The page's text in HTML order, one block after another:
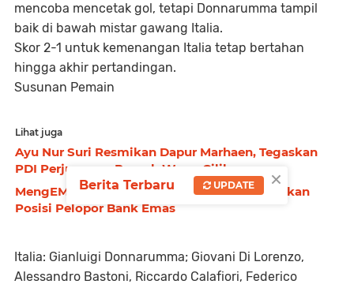
mencoba mencetak gol, tetapi Donnarumma tampil
baik di bawah mistar gawang Italia.
Skor 2-1 untuk kemenangan Italia tetap bertahan
hingga akhir pertandingan.
Susunan Pemain
Lihat juga
Ayu Nur Suri Resmikan Dapur Marhaen, Tegaskan
PDI Perjuangan Rumah Wong Cilik
MengEMASkan Indonesia, Pegadaian Kukuhkan
Posisi Pelopor Bank Emas
Italia: Gianluigi Donnarumma; Giovani Di Lorenzo,
Alessandro Bastoni, Riccardo Calafiori, Federico
×
Berita Terbaru UPDATE